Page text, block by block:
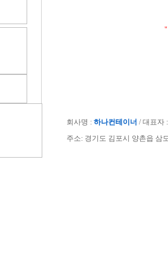
회사명 : 하나컨테이너 / 대표자
주소: 경기도 김포시 양촌읍 삼